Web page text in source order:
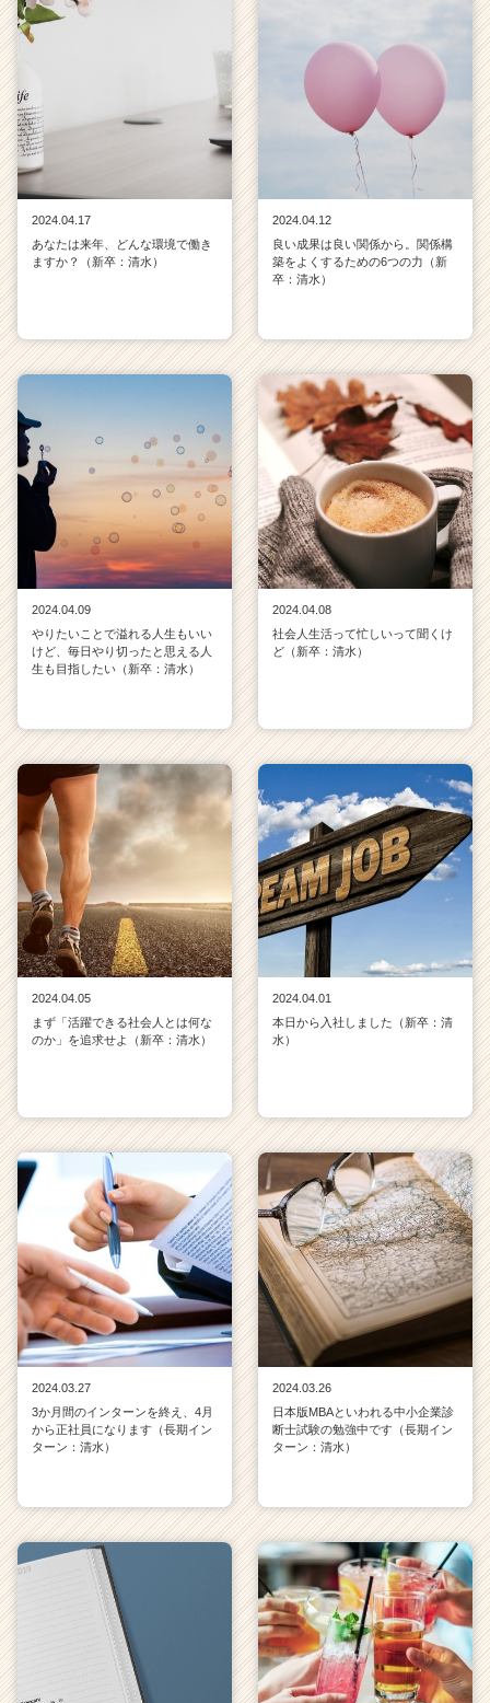
2024.04.17
あなたは来年、どんな環境で働き
ますか？（新卒：清水）
2024.04.12
良い成果は良い関係から。関係構
築をよくするための6つの力（新
卒：清水）
2024.04.09
やりたいことで溢れる人生もいい
けど、毎日やり切ったと思える人
生も目指したい（新卒：清水）
2024.04.08
社会人生活って忙しいって聞くけ
ど（新卒：清水）
2024.04.05
まず「活躍できる社会人とは何な
のか」を追求せよ（新卒：清水）
2024.04.01
本日から入社しました（新卒：清
水）
2024.03.27
3か月間のインターンを終え、4月
から正社員になります（長期イン
ターン：清水）
2024.03.26
日本版MBAといわれる中小企業診
断士試験の勉強中です（長期イン
ターン：清水）